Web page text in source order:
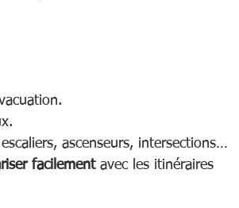
ascenseurs, intersections…
facilement avec les itinéraires